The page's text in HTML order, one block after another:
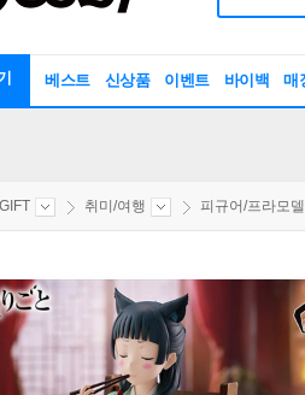
베스트 신상품 이벤트 바이백 매
취미/여행 피규어/프라모델